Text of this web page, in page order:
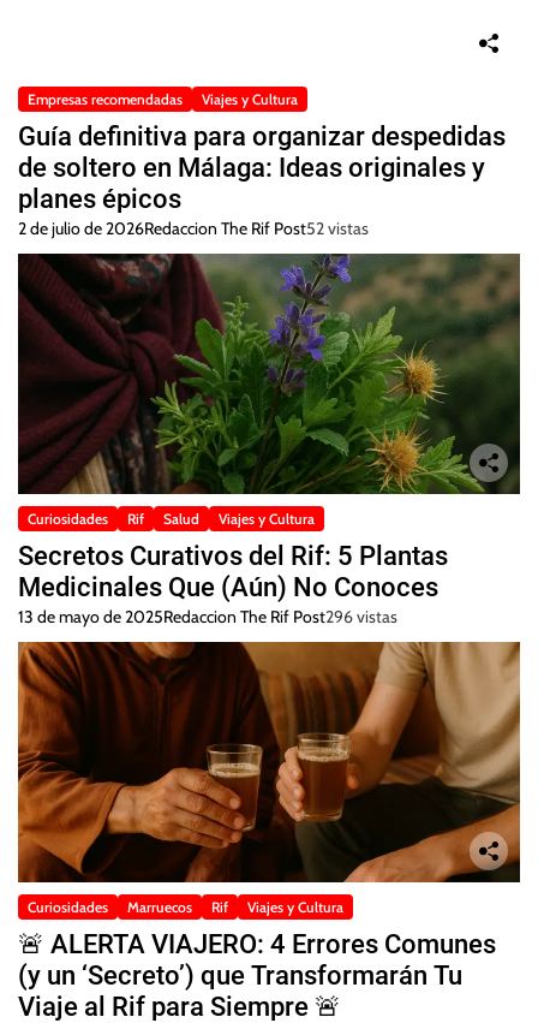
Empresas recomendadas Viajes y Cultura
Guía definitiva para organizar despedidas
de soltero en Málaga: Ideas originales y
planes épicos
2 de julio de 2026Redaccion The Rif Post52 vistas
Curiosidades Rif Salud Viajes y Cultura
Secretos Curativos del Rif: 5 Plantas
Medicinales Que (Aún) No Conoces
13 de mayo de 2025Redaccion The Rif Post296 vistas
Curiosidades Marruecos Rif Viajes y Cultura
🚨 ALERTA VIAJERO: 4 Errores Comunes
(y un ‘Secreto’) que Transformarán Tu
Viaje al Rif para Siempre 🚨